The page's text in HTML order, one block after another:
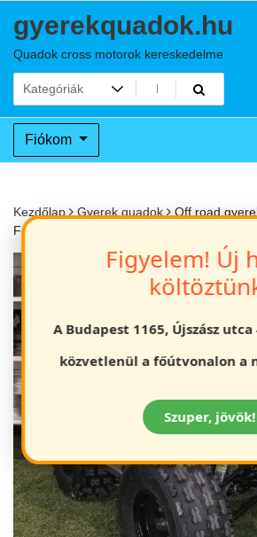
gyerekquadok.hu
Quadok cross motorok kereskedelme
Fiókom
Kezdőlap Gyerek quadok
Off road
Fehér/zöld
Figyelem! Új
A Budapest 1165, Újszász utca
közvetlenül a főútvonalon a
Szuper, jövök!